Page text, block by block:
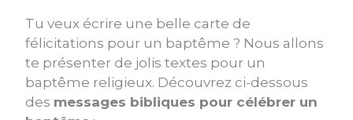
Tu veux écrire une belle carte de
félicitations pour un baptême ? Nous allons
te présenter de jolis textes pour un
baptême religieux. Découvrez ci-dessous
des messages bibliques pour célébrer un